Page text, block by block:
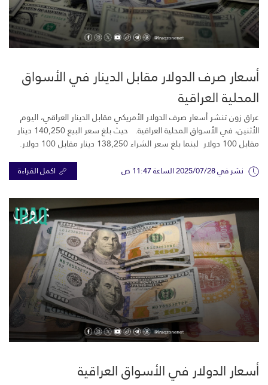
أسعار صرف الدولار مقابل الدينار في الأسواق
المحلية العراقية
عراق زون تنشر أسعار صرف الدولار الأمريكي مقابل الدينار العراقي، اليوم
الأثنين، في الأسواق المحلية العراقية. حيث بلغ سعر البيع 140,250 دينار
مقابل 100 دولار لبنما بلغ سعر الشراء 138,250 دينار مقابل 100 دولار.
نشر في 2025/07/28 الساعة 11:47 ص اكمل القراءة
أسعار الدولار في الأسواق العراقية